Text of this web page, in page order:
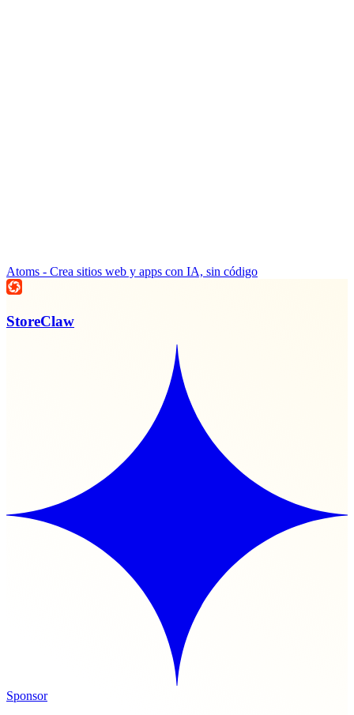
Atoms - Crea sitios web y apps con IA, sin código
StoreClaw
Sponsor